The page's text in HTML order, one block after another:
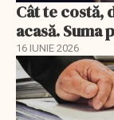
Cât te costă,
acasă. Suma
16 IUNIE 2026